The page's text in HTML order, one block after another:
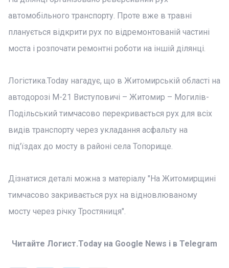
автомобільного транспорту. Проте вже в травні
планується відкрити рух по відремонтованій частині
моста і розпочати ремонтні роботи на іншій ділянці.
Логістика.Today нагадує, що в Житомирській області на
автодорозі М-21 Виступовичі – Житомир – Могилів-
Подільський тимчасово перекривається рух для всіх
видів транспорту через укладання асфальту на
під'їздах до мосту в районі села Топорище.
Дізнатися деталі можна з матеріалу "На Житомирщині
тимчасово закривається рух на відновлюваному
мосту через річку Тростяниця".
Читайте Логист.Today на Google News і в Telegram